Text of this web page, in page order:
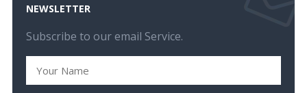
NEWSLETTER
Subscribe to our email Service.